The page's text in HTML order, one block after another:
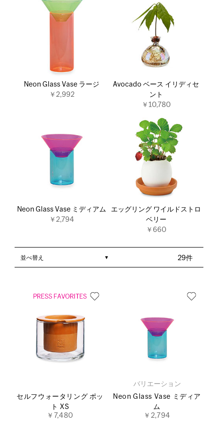
Neon Glass Vase ラージ
￥2,992
Avocado ベース イリディセ
ント
￥10,780
Neon Glass Vase ミディアム
￥2,794
エッグリング ワイルドストロ
ベリー
￥660
29件
並べ替え
セルフウォータリング ポッ
ト XS
￥7,480
バリエーション
Neon Glass Vase ミディア
ム
￥2,794